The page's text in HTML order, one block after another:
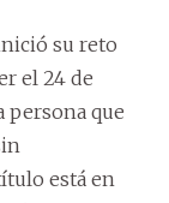
su reto
el 24 de
persona que
está en